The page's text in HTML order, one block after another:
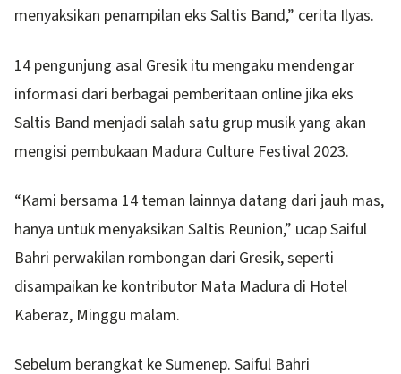
menyaksikan penampilan eks Saltis Band,” cerita Ilyas.
14 pengunjung asal Gresik itu mengaku mendengar
informasi dari berbagai pemberitaan online jika eks
Saltis Band menjadi salah satu grup musik yang akan
mengisi pembukaan Madura Culture Festival 2023.
“Kami bersama 14 teman lainnya datang dari jauh mas,
hanya untuk menyaksikan Saltis Reunion,” ucap Saiful
Bahri perwakilan rombongan dari Gresik, seperti
disampaikan ke kontributor Mata Madura di Hotel
Kaberaz, Minggu malam.
Sebelum berangkat ke Sumenep. Saiful Bahri